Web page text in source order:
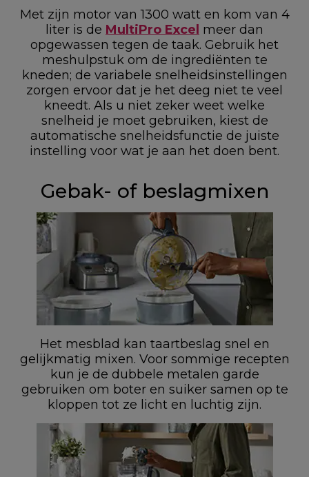
Met zijn motor van 1300 watt en kom van 4
liter is de MultiPro Excel meer dan
opgewassen tegen de taak. Gebruik het
meshulpstuk om de ingrediënten te
kneden; de variabele snelheidsinstellingen
zorgen ervoor dat je het deeg niet te veel
kneedt. Als u niet zeker weet welke
snelheid je moet gebruiken, kiest de
automatische snelheidsfunctie de juiste
instelling voor wat je aan het doen bent.
Gebak- of beslagmixen
Het mesblad kan taartbeslag snel en
gelijkmatig mixen. Voor sommige recepten
kun je de dubbele metalen garde
gebruiken om boter en suiker samen op te
kloppen tot ze licht en luchtig zijn.